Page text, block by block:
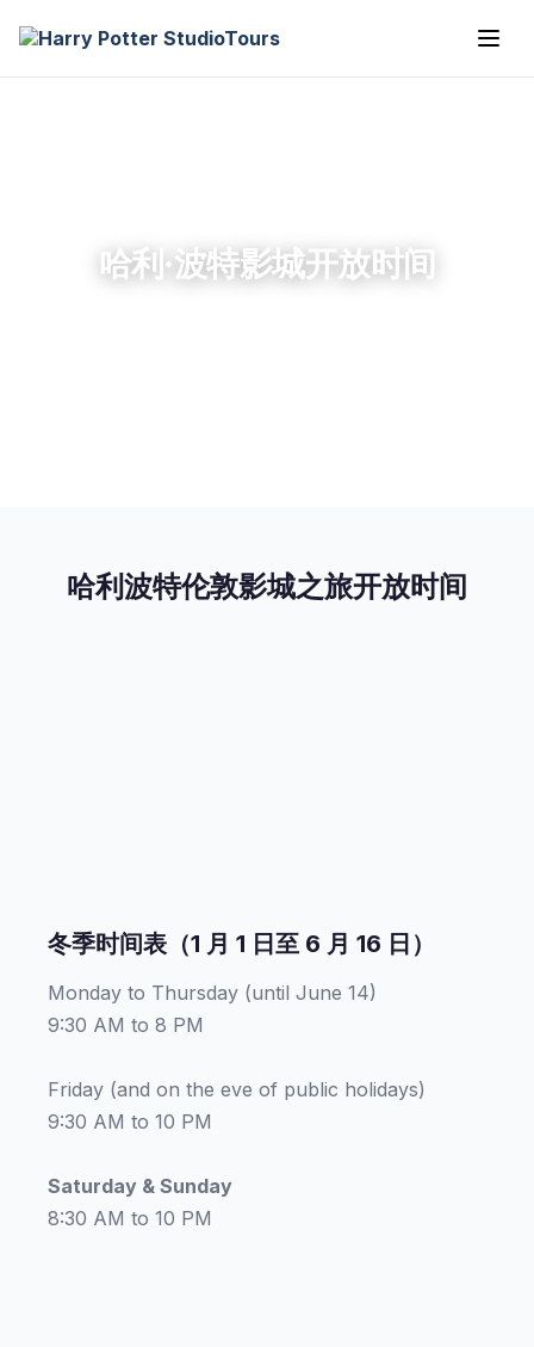
哈利·波特影城开放时间
哈利波特伦敦影城之旅开放时间
冬季时间表（1 月 1 日至 6 月 16 日）
Monday to Thursday (until June 14)
9:30 AM to 8 PM
Friday (and on the eve of public holidays)
9:30 AM to 10 PM
Saturday & Sunday
8:30 AM to 10 PM